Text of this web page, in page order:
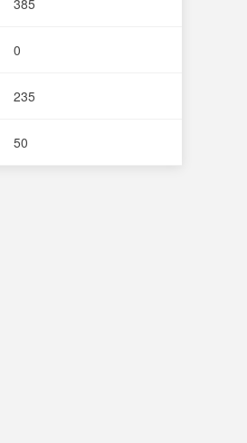
385
0
235
50